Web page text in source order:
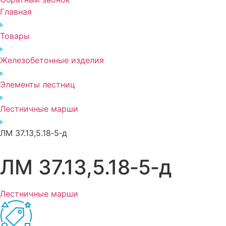
Главная
Товары
Железобетонные изделия
Элементы лестниц
Лестничные марши
ЛМ 37.13,5.18‑5‑д
ЛМ 37.13,5.18‑5‑д
Лестничные марши